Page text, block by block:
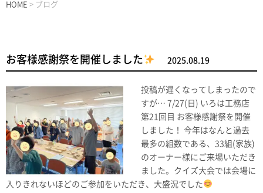
HOME > ブログ
お客様感謝祭を開催しました 2025.08.19
投稿が遅くなってしまったので
すが… 7/27(日) いろは工務店
第21回目 お客様感謝祭を開催
しました！ 今年はなんと過去
最多の組数である、33組(家族)
のオーナー様にご来場いただき
ました。クイズ大会では会場に
入りきれないほどのご参加をいただき、大盛況でした